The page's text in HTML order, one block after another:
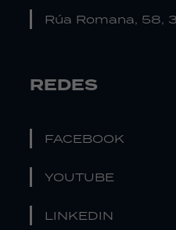
Rúa Romana, 58,
REDES
FACEBOOK
YOUTUBE
LINKEDIN